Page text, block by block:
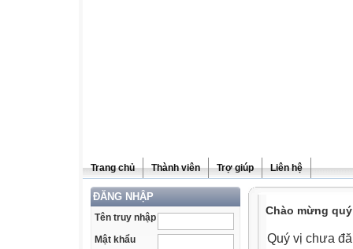
Trang chủ Thành viên Trợ giúp Liên hệ
ĐĂNG NHẬP
Tên truy nhập
Mật khẩu
Chào mừng
Quý vị chưa